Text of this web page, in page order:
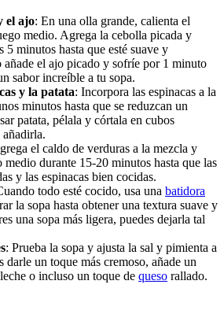
el ajo: En una olla grande, calienta el
medio. Agrega la cebolla picada y
5 minutos hasta que esté suave y
añade el ajo picado y sofríe por 1 minuto
sabor increíble a tu sopa.
y la patata: Incorpora las espinacas a la
minutos hasta que se reduzcan un
patata, pélala y córtala en cubos
añadirla.
el caldo de verduras a la mezcla y
medio durante 15-20 minutos hasta que las
y las espinacas bien cocidas.
todo esté cocido, usa una batidora
la sopa hasta obtener una textura suave y
una sopa más ligera, puedes dejarla tal
: Prueba la sopa y ajusta la sal y pimienta a
darle un toque más cremoso, añade un
o incluso un toque de queso rallado.